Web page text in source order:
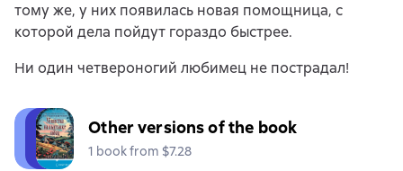
тому же, у них появилась новая помощница, с
которой дела пойдут гораздо быстрее.
Ни один четвероногий любимец не пострадал!
Other versions of the book
1 book from $7.28